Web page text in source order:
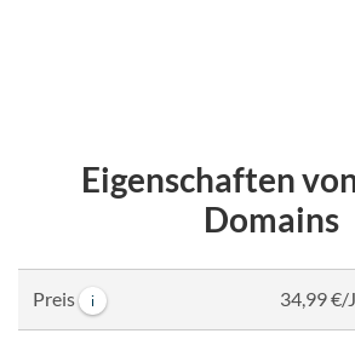
Eigenschaften
Domains
Preis i 34,99 €/